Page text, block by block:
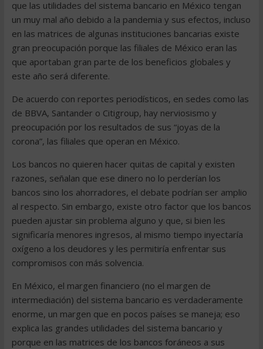
que las utilidades del sistema bancario en México tengan
un muy mal año debido a la pandemia y sus efectos, incluso
en las matrices de algunas instituciones bancarias existe
gran preocupación porque las filiales de México eran las
que aportaban gran parte de los beneficios globales y
este año será diferente.
De acuerdo con reportes periodísticos, en sedes como las
de BBVA, Santander o Citigroup, hay nerviosismo y
preocupación por los resultados de sus “joyas de la
corona”, las filiales que operan en México.
Los bancos no quieren hacer quitas de capital y existen
razones, señalan que ese dinero no lo perderían los
bancos sino los ahorradores, el debate podrían ser amplio
al respecto. Sin embargo, existe otro factor que los bancos
pueden ajustar sin problema alguno y que, si bien les
significaría menores ingresos, al mismo tiempo inyectaría
oxígeno a los deudores y les permitiría enfrentar sus
compromisos con más solvencia.
En México, el margen financiero (no el margen de
intermediación) del sistema bancario es verdaderamente
enorme, un margen que en pocos países se maneja; eso
explica las grandes utilidades del sistema bancario y
porque en las matrices de los bancos foráneos a sus